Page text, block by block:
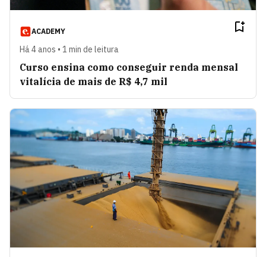
ACADEMY
Há 4 anos • 1 min de leitura
Curso ensina como conseguir renda mensal
vitalícia de mais de R$ 4,7 mil